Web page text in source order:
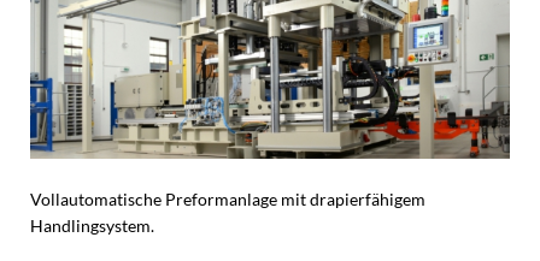
Vollautomatische Preformanlage mit drapierfähigem
Handlingsystem.